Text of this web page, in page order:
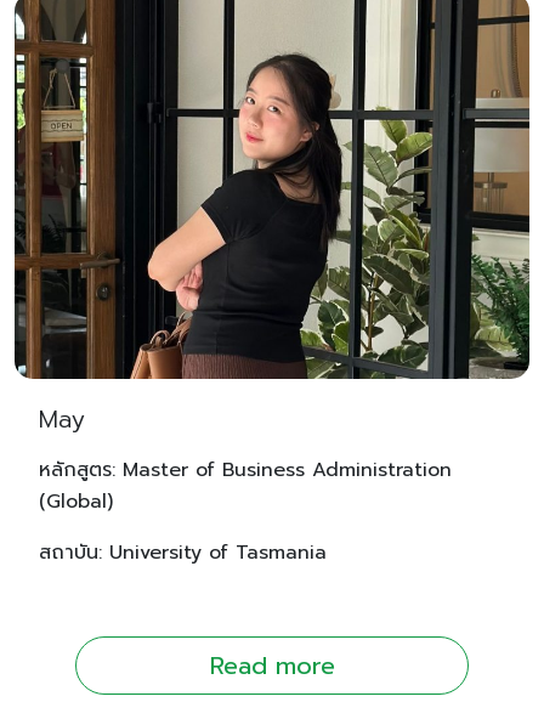
May
หลักสูตร: Master of Business Administration
(Global)
สถาบัน: University of Tasmania
Read more